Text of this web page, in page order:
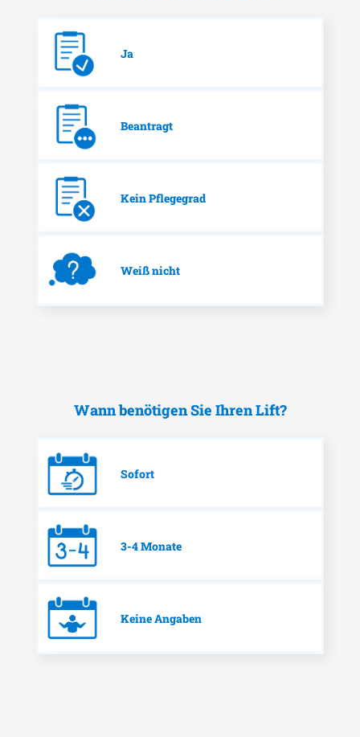
Ja
Beantragt
Kein Pflegegrad
Weiß nicht
Wann benötigen Sie Ihren Lift?
Sofort
3-4 Monate
Keine Angaben